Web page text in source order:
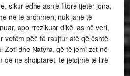
sikur edhe asnjë fitore tjetër jona,
në të ardhmen, nuk janë të
apo rrezikuar dikë, as në veri,
vetëm pëë të raujtur atë që është
Zoti dhe Natyra, që të jemi zot në
që ne shqiptarët, të jetojmë të lirë